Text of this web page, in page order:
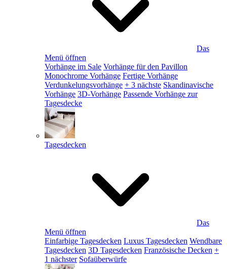
Das
Menü öffnen
Vorhänge im Sale Vorhänge für den Pavillon
Monochrome Vorhänge Fertige Vorhänge
Verdunkelungsvorhänge + 3 nächste Skandinavische
Vorhänge 3D-Vorhänge Passende Vorhänge zur
Tagesdecke
Tagesdecken
Das
Menü öffnen
Einfarbige Tagesdecken Luxus Tagesdecken Wendbare
Tagesdecken 3D Tagesdecken Französische Decken +
1 nächster Sofaüberwürfe